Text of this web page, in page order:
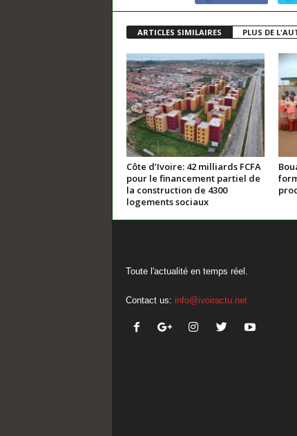
ARTICLES SIMILAIRES PLUS DE
Côte d’Ivoire: 42 milliards FCFA
pour le financement partiel de
la construction de 4300
logements sociaux
Toute l'actualité en temps réel.
Contact us: info@ivoiractu.net